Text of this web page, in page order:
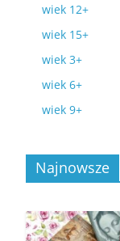
wiek 12+
wiek 15+
wiek 3+
wiek 6+
wiek 9+
Najnowsze